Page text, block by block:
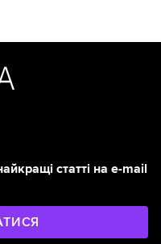
статті на e-mail